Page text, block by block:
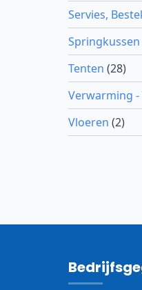
Servies,
Springkussen
Tenten (28)
Verwarming
Vloeren (2)